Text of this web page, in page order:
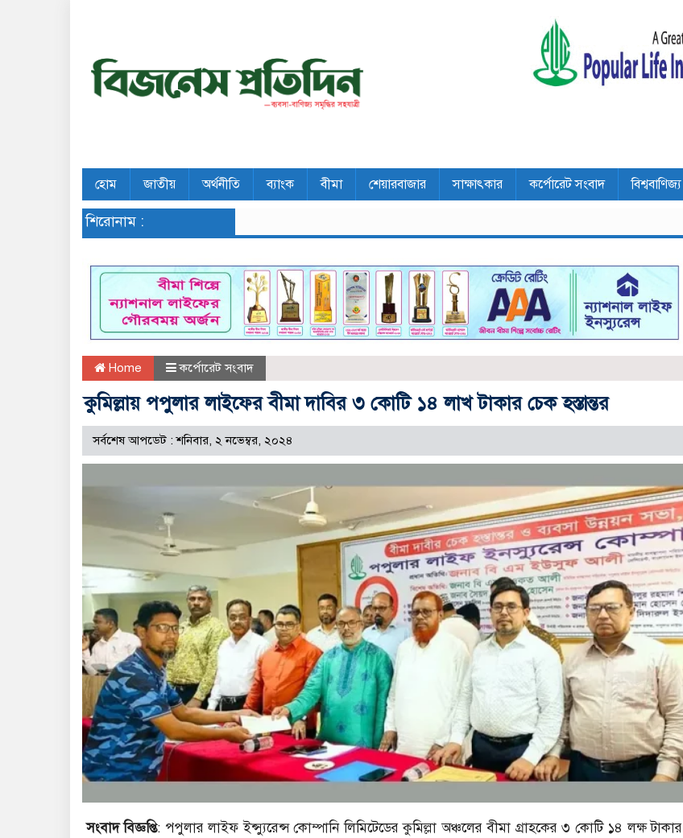
হোম জাতীয় অর্থনীতি ব্যাংক বীমা শেয়ারবাজার সাক্ষাৎকার কর্পোরেট সংবাদ বিশ্ববাণিজ্য
শিরোনাম :
Home কর্পোরেট সংবাদ
কুমিল্লায় পপুলার লাইফের বীমা দাবির ৩ কোটি ১৪ লাখ টাকার চেক হস্তান্তর
সর্বশেষ আপডেট : শনিবার, ২ নভেম্বর, ২০২৪
সংবাদ বিজ্ঞপ্তি: পপুলার লাইফ ইন্স্যুরেন্স কোম্পানি লিমিটেডের কুমিল্লা অঞ্চলের বীমা গ্রাহকের ৩ কোটি ১৪ লক্ষ টাকার